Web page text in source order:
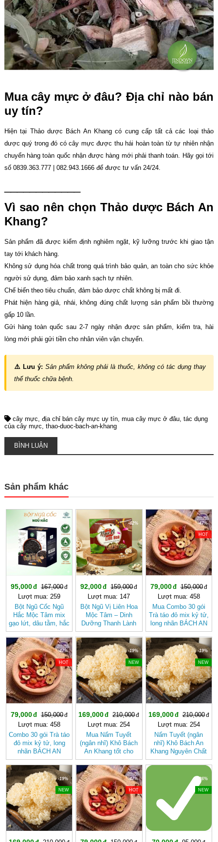
Mua cây mực ở đâu? Địa chỉ nào bán
uy tín?
Hiện tại Thảo dược Bách An Khang có cung cấp tất cả các loại thảo
dược quý trong đó có cây mực được thu hái hoàn toàn từ tự nhiên nhận
chuyển hàng toàn quốc nhận được hàng mới phải thanh toán. Hãy gọi tới
số 0839.363.777 | 082.943.1666 để được tư vấn 24/24.
Vì sao nên chọn Thảo dược Bách An
Khang?
Sản phẩm đã được kiểm định nghiêm ngặt, kỹ lưỡng trước khi giao tận
tay tới khách hàng.
Không sử dụng hóa chất trong quá trình bảo quản, an toàn cho sức khỏe
người sử dụng, đảm bảo xanh sạch tự nhiên.
Chế biến theo tiêu chuẩn, đảm bảo dược chất không bị mất đi.
Phát hiện hàng giả, nhái, không đúng chất lượng sản phẩm bồi thường
gấp 10 lần.
Gửi hàng toàn quốc sau 2-7 ngày nhận được sản phẩm, kiểm tra, hài
lòng mới phải gửi tiền cho nhân viên vận chuyển.
⚠️ Lưu ý: Sản phẩm không phải là thuốc, không có tác dụng thay
thế thuốc chữa bệnh.
cây mực địa chỉ bán cây mực uy tín mua cây mực ở đâu tác dụng
của cây mực thao-duoc-bach-an-khang
BÌNH LUẬN
Sản phẩm khác
-43%
95,000
167,000
Lượt mua: 259
Bột Ngũ Cốc Ngũ
Hắc Mộc Tâm mix
gạo lứt, dâu tằm, hắc
kỷ tử, mè đen, đậu
đen
-42%
92,000
159,000
Lượt mua: 147
Bột Ngũ Vị Liên Hoa
Mộc Tâm – Dinh
Dưỡng Thanh Lành
Từ Gạo Lứt Và Hạt
Sen
-47%
HOT
79,000
150,000
Lượt mua: 458
Mua Combo 30 gói
Trà táo đỏ mix kỷ tử,
long nhãn BÁCH AN
KHANG - Trà Thảo
Mộc , Ngủ Ngon
-47%
HOT
79,000
150,000
Lượt mua: 458
Combo 30 gói Trà táo
đỏ mix kỷ tử, long
nhãn BÁCH AN
KHANG
-19%
NEW
169,000
210,000
Lượt mua: 254
Mua Nấm Tuyết
(ngân nhĩ) Khô Bách
An Khang tốt cho
sức khỏe
-19%
NEW
169,000
210,000
Lượt mua: 254
Nấm Tuyết (ngân
nhĩ) Khô Bách An
Khang Nguyên Chất
-19%
NEW
-47%
HOT
-26%
NEW